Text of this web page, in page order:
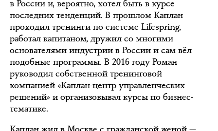
в России и, вероятно, хотел быть в курсе
последних тенденций. В прошлом Каплан
проходил тренинги по системе Lifespring,
работал капитаном, дружил со многими
основателями индустрии в России и сам вёл
подобные программы. В 2016 году Роман
руководил собственной тренинговой
компанией «Каплан-центр управленческих
решений» и организовывал курсы по бизнес-
тематике.